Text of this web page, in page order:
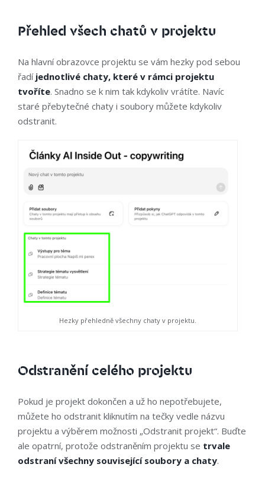
Přehled všech chatů v projektu
Na hlavní obrazovce projektu se vám hezky pod sebou
řadí jednotlivé chaty, které v rámci projektu
tvoříte. Snadno se k nim tak kdykoliv vrátíte. Navíc
staré přebytečné chaty i soubory můžete kdykoliv
odstranit.
Hezky přehledně všechny chaty v projektu.
Odstranění celého projektu
Pokud je projekt dokončen a už ho nepotřebujete,
můžete ho odstranit kliknutím na tečky vedle názvu
projektu a výběrem možnosti „Odstranit projekt“. Buďte
ale opatrní, protože odstraněním projektu se trvale
odstraní všechny související soubory a chaty.